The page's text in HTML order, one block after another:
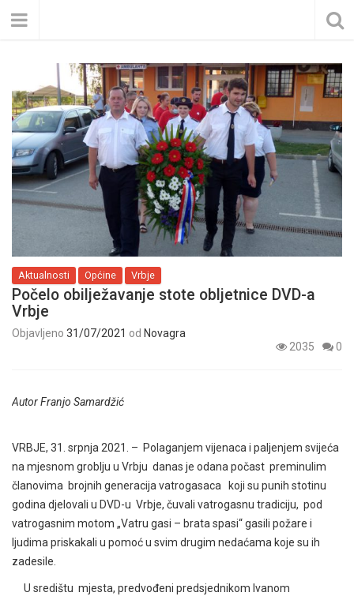
Aktualnosti Općine Vrbje
Počelo obilježavanje stote obljetnice DVD-a
Vrbje
Objavljeno 31/07/2021 od Novagra
2035
0
Autor Franjo Samardžić
VRBJE, 31. srpnja 2021. – Polaganjem vijenaca i paljenjem svijeća
na mjesnom groblju u Vrbju danas je odana počast preminulim
članovima brojnih generacija vatrogasaca koji su punih stotinu
godina djelovali u DVD-u Vrbje, čuvali vatrogasnu tradiciju, pod
vatrogasnim motom „Vatru gasi – brata spasi“ gasili požare i
ljudima priskakali u pomoć u svim drugim nedaćama koje su ih
zadesile.
U središtu mjesta, predvođeni predsjednikom Ivanom